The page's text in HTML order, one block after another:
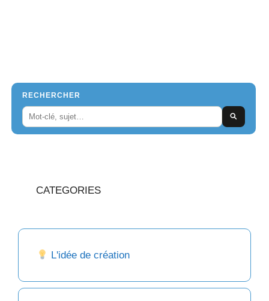
RECHERCHER
CATEGORIES
L'idée de création